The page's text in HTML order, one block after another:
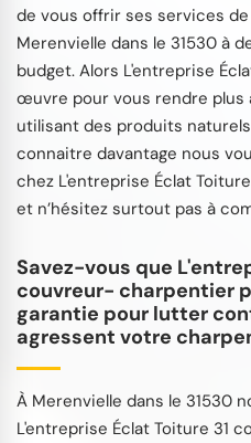
de vous offrir ses services
Merenvielle dans le 31530 à
budget. Alors L'entreprise
œuvre pour vous rendre plus
utilisant des produits
connaitre davantage nous
chez L'entreprise Éclat
et n’hésitez surtout pas à
Savez-vous que
couvreur- charpentier
garantie pour lutter
agressent votre
À Merenvielle dans le 31530
L'entreprise Éclat Toiture 31